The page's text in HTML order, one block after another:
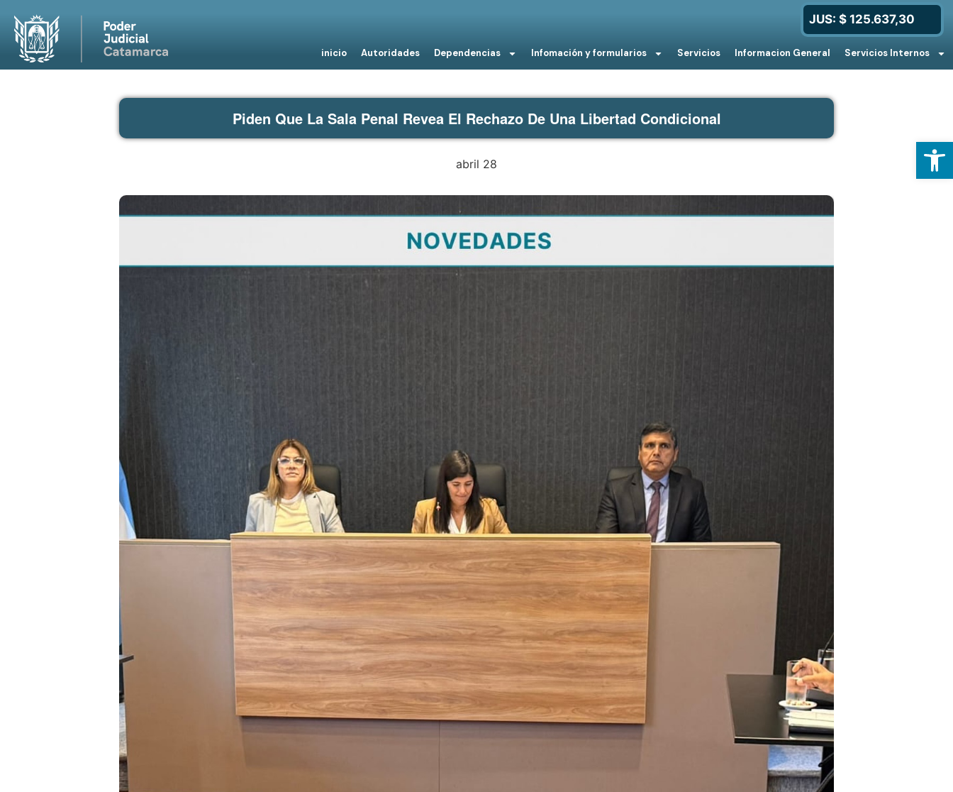
inicio Autoridades Dependencias Infomación y formularios Servicios Informacion General Servicios Internos
JUS: $ 125.637,30
Piden Que La Sala Penal Revea El Rechazo De Una Libertad Condicional
abril 28